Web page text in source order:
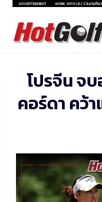
Skip
content
ADVERTISEMENT WORK WITH US | ร่วมงานกับเ
โปรจีน จ
คอร์ดา คว้